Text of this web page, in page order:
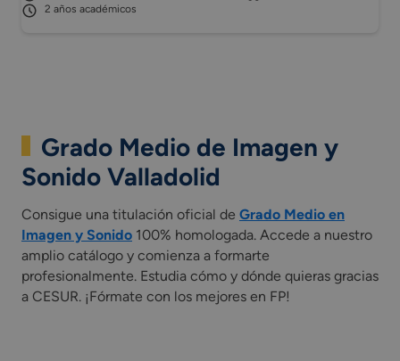
2 años académicos
Grado Medio de Imagen y
Sonido Valladolid
Consigue una titulación oficial de Grado Medio en
Imagen y Sonido 100% homologada. Accede a nuestro
amplio catálogo y comienza a formarte
profesionalmente. Estudia cómo y dónde quieras gracias
a CESUR. ¡Fórmate con los mejores en FP!